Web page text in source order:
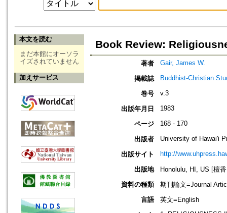
本文を読む
まだ本館にオーソラ
イズされていません
加えサービス
Book Review:
著者 Gair, James W.
掲載誌 Buddhist-Christian
巻号 v.3
出版年月日 1983
ページ 168 - 170
出版者 University of Hawai'i
出版サイト http://
出版地
Honolulu, HI, US [檀
資料の種類
期刊論文=Journal
言語
英文=English